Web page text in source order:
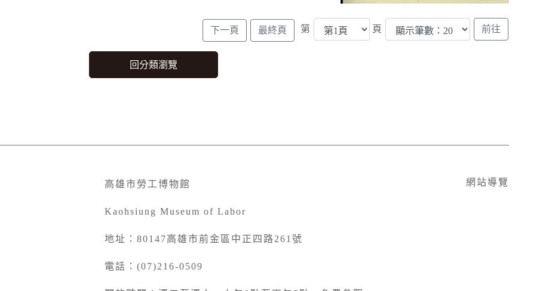
第 頁
高雄市勞工博物館
Kaohsiung Museum of Labor
地址：80147高雄市前金區中正四路261號
電話：(07)216-0509
網站導覽